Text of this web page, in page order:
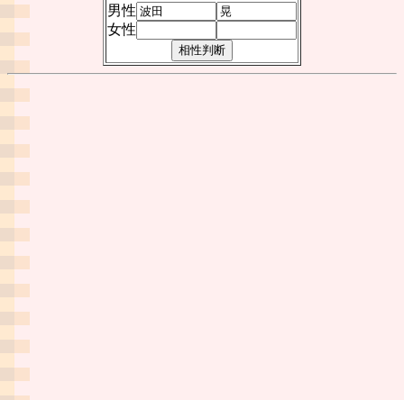
男性
女性